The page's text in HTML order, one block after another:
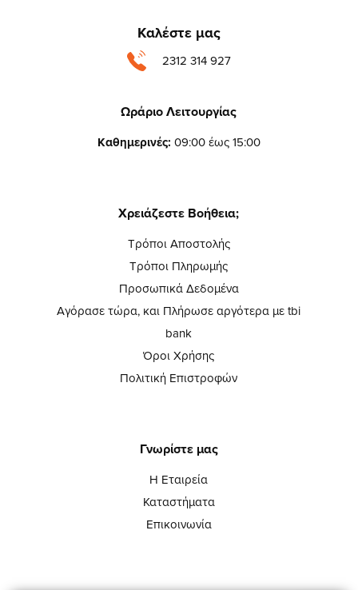
Καλέστε μας
2312 314 927
Ωράριο Λειτουργίας
Καθημερινές: 09:00 έως 15:00
Χρειάζεστε Βοήθεια;
Τρόποι Αποστολής
Τρόποι Πληρωμής
Προσωπικά Δεδομένα
Αγόρασε τώρα, και Πλήρωσε αργότερα με tbi
bank
Όροι Χρήσης
Πολιτική Επιστροφών
Γνωρίστε μας
Η Εταιρεία
Καταστήματα
Επικοινωνία